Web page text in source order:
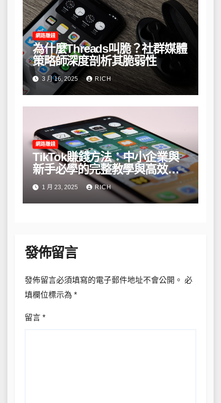
網路賺錢
為什麼Threads叫脆？社群媒體
策略師深度剖析其脆弱性
3 月 16, 2025 RICH
網路賺錢
TikTok賺錢方法：中小企業與
新手必學的完整教學與高效策
略1 月 23, 2025 RICH
發佈留言
發佈留言必須填寫的電子郵件地址不會公開。 必
填欄位標示為 *
留言 *